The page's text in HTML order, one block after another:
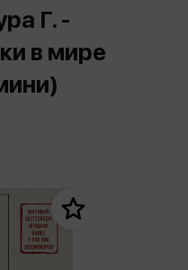
Г. -
в мире